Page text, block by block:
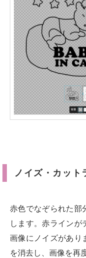
ノイズ・カット
赤色でなぞられた部
します。赤ラインが
画像にノイズがあり
を消去し、画像を再